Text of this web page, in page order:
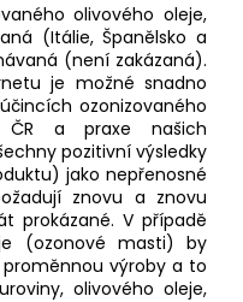
olivového oleje,
(Itálie, Španělsko a
(není zakázaná).
je možné snadno
ozonizovaného
ČR a praxe našich
pozitivní výsledky
jako nepřenosné
znovu a znovu
prokázané. V případě
(ozonové masti) by
výroby a to
olivového oleje,